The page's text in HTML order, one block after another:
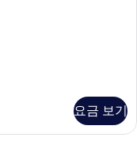
요금 보기